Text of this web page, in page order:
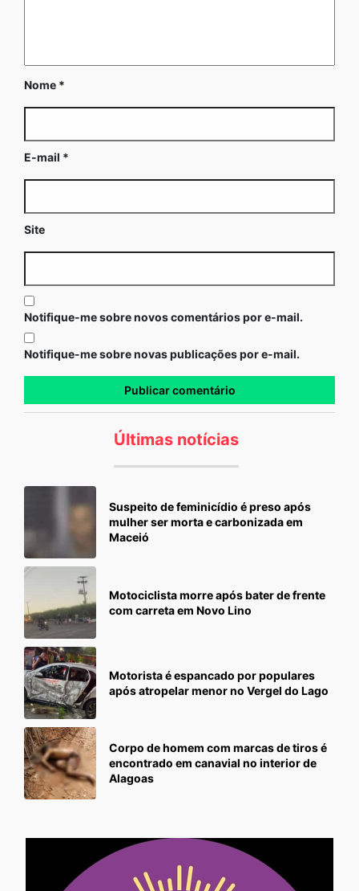
Nome *
E-mail *
Site
Notifique-me sobre novos comentários por e-mail.
Notifique-me sobre novas publicações por e-mail.
Últimas notícias
Suspeito de feminicídio é preso após
mulher ser morta e carbonizada em
Maceió
Motociclista morre após bater de frente
com carreta em Novo Lino
Motorista é espancado por populares
após atropelar menor no Vergel do Lago
Corpo de homem com marcas de tiros é
encontrado em canavial no interior de
Alagoas